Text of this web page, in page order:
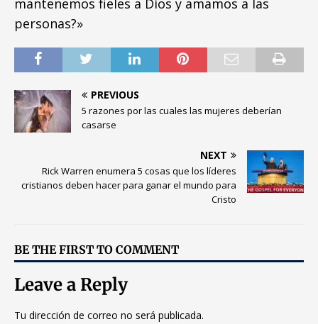
personas?»
PREVIOUS
5 razones por las cuales las mujeres deberían
casarse
NEXT
Rick Warren enumera 5 cosas que los líderes
cristianos deben hacer para ganar el mundo para
Cristo
BE THE FIRST TO COMMENT
Leave a Reply
Tu dirección de correo no será publicada.